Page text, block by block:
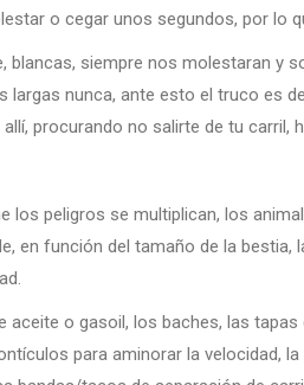
o cegar unos segundos, por lo
blancas, siempre nos molestaran y
largas nunca, ante esto el truco es
procurando no salirte de tu carril,
los peligros se multiplican, los
en función del tamaño de la
o gasoil, los baches, las
para aminorar la velocidad,